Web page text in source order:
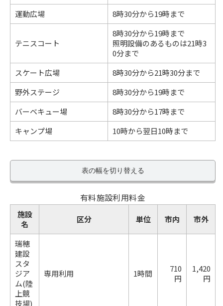
運動広場
8時30分から19時まで
テニスコート
8時30分から19時まで
照明設備のあるものは21時3
0分まで
スケート広場
8時30分から21時30分まで
野外ステージ
8時30分から19時まで
バーベキュー場
8時30分から17時まで
キャンプ場
10時から翌日10時まで
表の幅を切り替える
有料施設利用料金
施設
名
区分 単位 市内 市外
瑞穂
建設
スタ
ジア
ム(陸
上競
技場)
専用利用 1時間
710
円
1,420
円